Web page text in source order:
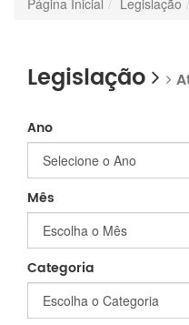
Legislação
Ano
Mês
Categoria